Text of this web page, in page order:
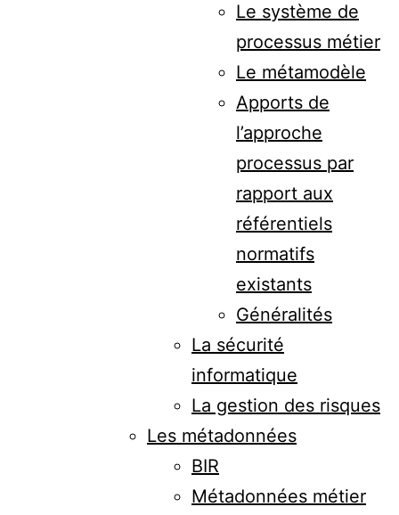
Le système de
processus métier
Le métamodèle
Apports de
l’approche
processus par
rapport aux
référentiels
normatifs
existants
Généralités
La sécurité
informatique
La gestion des risques
Les métadonnées
BIR
Métadonnées métier